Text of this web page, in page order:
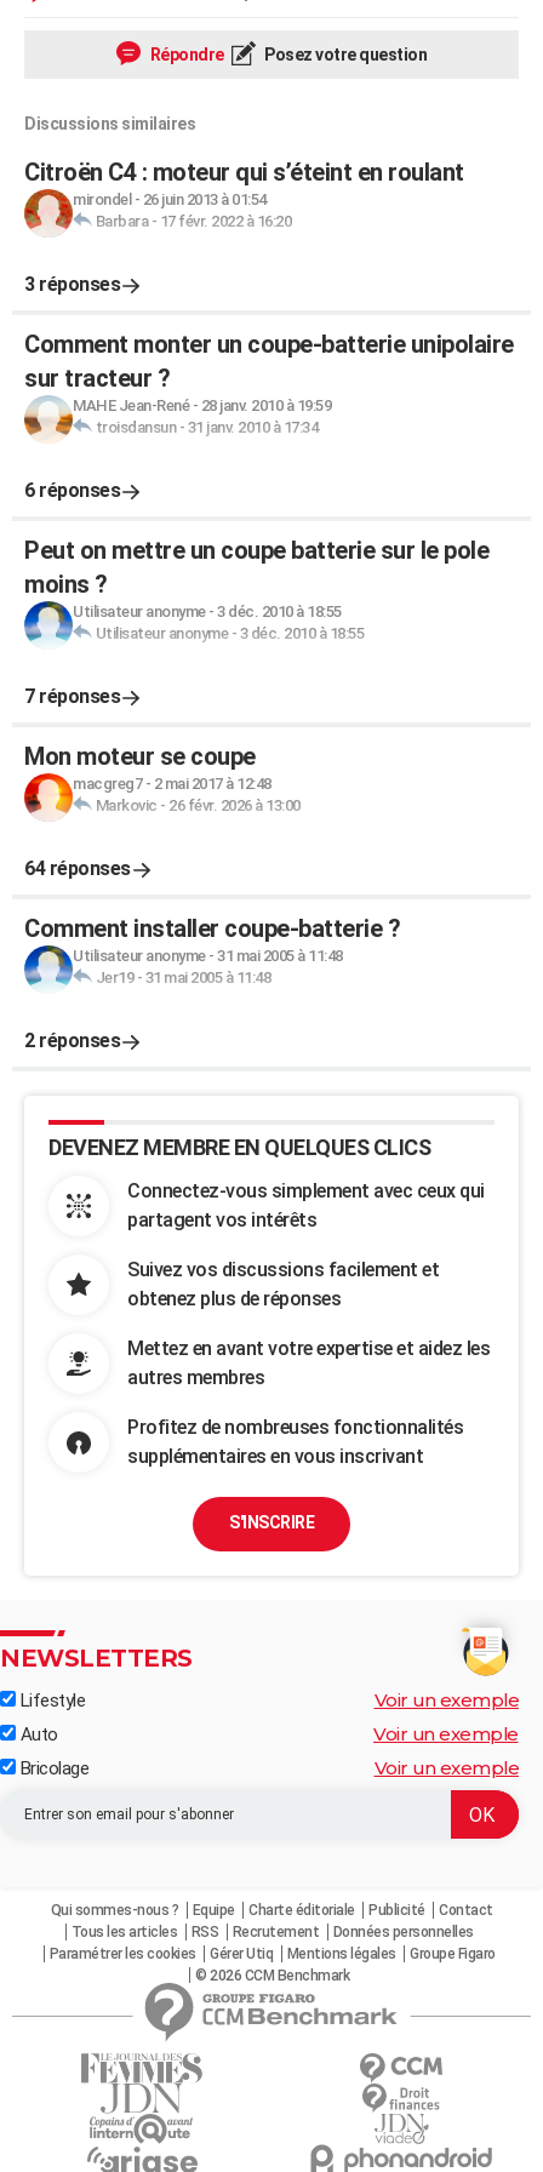
Répondre Posez votre question
Discussions similaires
Citroën C4 : moteur qui s’éteint en roulant
mirondel - 26 juin 2013 à 01:54
Barbara- 17 févr. 2022 à 16:20
3 réponses
Comment monter un coupe-batterie unipolaire
sur tracteur ?
MAHE Jean-René- 28 janv. 2010 à 19:59
troisdansun- 31 janv. 2010 à 17:34
6 réponses
Peut on mettre un coupe batterie sur le pole
moins ?
Utilisateur anonyme- 3 déc. 2010 à 18:55
Utilisateur anonyme- 3 déc. 2010 à 18:55
7 réponses
Mon moteur se coupe
macgreg7- 2 mai 2017 à 12:48
Markovic - 26 févr. 2026 à 13:00
64 réponses
Comment installer coupe-batterie ?
Utilisateur anonyme- 31 mai 2005 à 11:48
Jer19- 31 mai 2005 à 11:48
2 réponses
DEVENEZ MEMBRE EN QUELQUES CLICS
Connectez-vous simplement avec ceux qui
partagent vos intérêts
Suivez vos discussions facilement et
obtenez plus de réponses
Mettez en avant votre expertise et aidez les
autres membres
Profitez de nombreuses fonctionnalités
supplémentaires en vous inscrivant
S'INSCRIRE
NEWSLETTERS
Lifestyle Voir un exemple
Auto Voir un exemple
Bricolage Voir un exemple
Qui sommes-nous ? Equipe Charte éditoriale Publicité
Contact
Tous les articles
RSS Recrutement
Données personnelles
Paramétrer les cookies
Gérer Utiq Mentions légales
Groupe Figaro
© 2026 CCM Benchmark